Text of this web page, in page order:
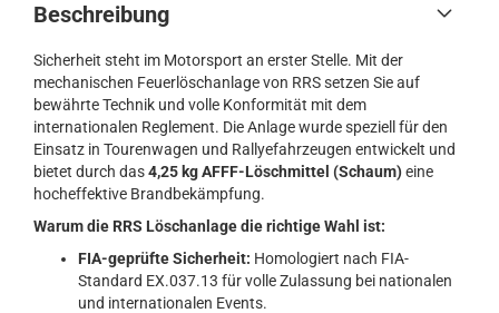
Beschreibung
Sicherheit steht im Motorsport an erster Stelle. Mit der
mechanischen Feuerlöschanlage von RRS setzen Sie auf
bewährte Technik und volle Konformität mit dem
internationalen Reglement. Die Anlage wurde speziell für den
Einsatz in Tourenwagen und Rallyefahrzeugen entwickelt und
bietet durch das4,25 kg AFFF-Löschmittel (Schaum)eine
hocheffektive Brandbekämpfung.
Warum die RRS Löschanlage die richtige Wahl ist:
FIA-geprüfte Sicherheit: Homologiert nach FIA-
Standard EX.037.13 für volle Zulassung bei nationalen
und internationalen Events.